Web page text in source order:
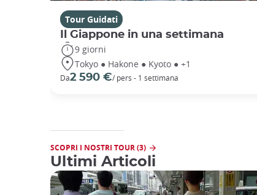
Tour Guidati
Il Giappone in una settimana
9 giorni
Tokyo ● Hakone ● Kyoto ● +1
Da2 590 €/ pers - 1 settimana
SCOPRI I NOSTRI TOUR (3)
Ultimi Articoli